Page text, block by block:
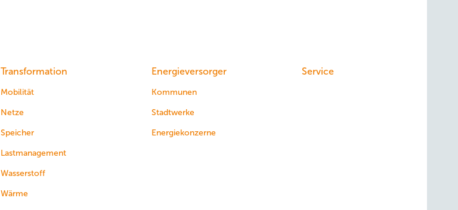
Transformation
Mobilität
Netze
Speicher
Lastmanagement
Wasserstoff
Wärme
Energieversorger
Kommunen
Stadtwerke
Energiekonzerne
Service